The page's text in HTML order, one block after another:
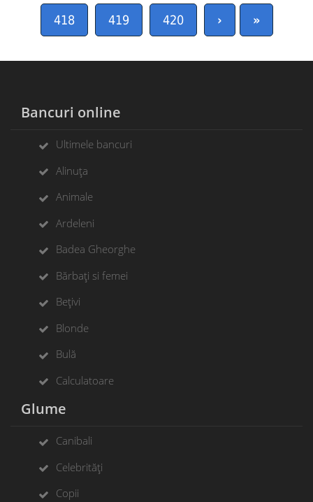
418 419 420 › »
Bancuri online
Ultimele bancuri
Alinuța
Animale
Ardeleni
Badea Gheorghe
Bărbați si femei
Bețivi
Blonde
Bulă
Calculatoare
Glume
Canibali
Celebrități
Copii